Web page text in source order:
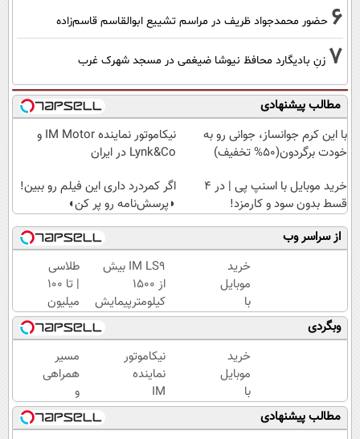
6 حضور محمدجواد ظریف در مراسم تشییع ابوالقاسم قاسم‌زاده
7 زنِ بادیگارد محافظ نیوشا ضیغمی در مسجد شهرک غرب
مطالب پیشنهادی
با این کرم جوانساز، جوانی رو به
خودت برگردون(50% تخفیف)
نیکاموتور نماینده IM Motor و
Lynk&Co در ایران
خرید موبایل با اسنپ پی | در ۴
قسط بدون سود و کارمزد!
اگر کمردرد داری این فیلم رو ببین!
◗پرسش‌نامه رو پر کن◖
از سراسر وب
خرید
موبایل
با
اسنپ
پی | در
۴
قسط
بدون
سود و
کارمزد!
IM LS9 بیش
از 1500
کیلومترپیمایش
با یکبار شارژ
طلاسی
| تا 100
میلیون
وام
آنی
خرید
طلا💰
ثبت
نام
کن!
وبگردی
خرید
موبایل
با
اسنپ
پی | در
نیکاموتور
نماینده
IM
Motor و
Lynk&Co
مسیر
همراهی
و
گزارش
عملکرد
مطالب پیشنهادی